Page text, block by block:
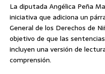
La diputada Angélica Peña
iniciativa que adiciona un
General de los Derechos de
objetivo de que las
incluyen una versión de
comprensión.